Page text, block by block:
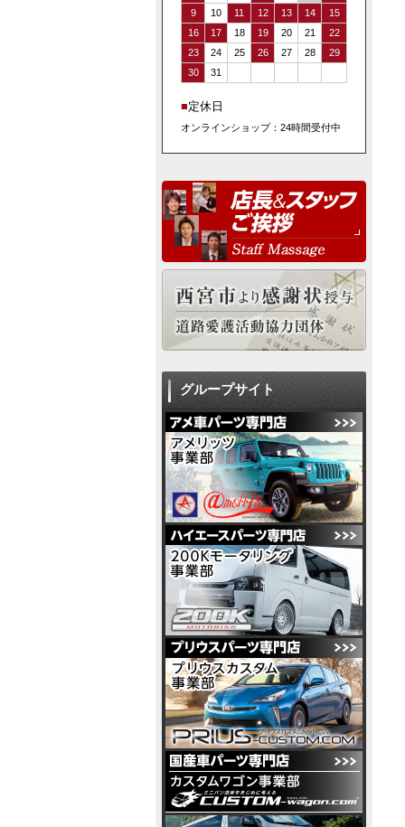
9
10 11 12 13 14
15
16
17 18 19 20 21
22
23
24 25 26 27 28
29
30
31
■定休日
オンラインショップ：24時間受付中
グループサイト